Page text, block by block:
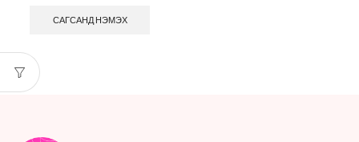
САГСАНД НЭМЭХ